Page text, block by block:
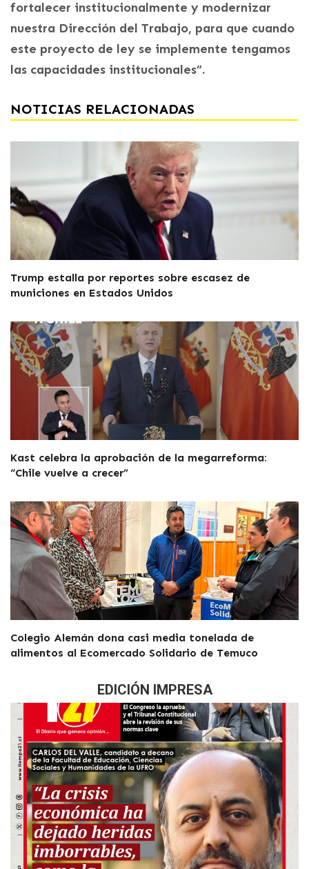
fortalecer institucionalmente y modernizar
nuestra Dirección del Trabajo, para que cuando
este proyecto de ley se implemente tengamos
las capacidades institucionales”.
NOTICIAS RELACIONADAS
Trump estalla por reportes sobre escasez de
municiones en Estados Unidos
Kast celebra la aprobación de la megarreforma:
“Chile vuelve a crecer”
Colegio Alemán dona casi media tonelada de
alimentos al Ecomercado Solidario de Temuco
EDICIÓN IMPRESA